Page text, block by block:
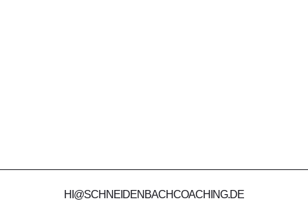
HI@SCHNEIDENBACHCOACHING.DE